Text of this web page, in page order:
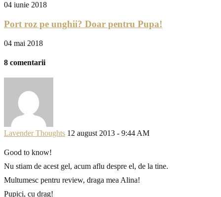
04 iunie 2018
Port roz pe unghii? Doar pentru Pupa!
04 mai 2018
8 comentarii
Lavender Thoughts 12 august 2013 - 9:44 AM
Good to know!
Nu stiam de acest gel, acum aflu despre el, de la tine.
Multumesc pentru review, draga mea Alina!
Pupici, cu drag!